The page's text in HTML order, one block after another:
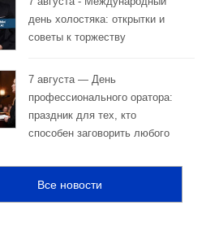
день холостяка: открытки и
советы к торжеству
7 августа — День
профессионального оратора:
праздник для тех, кто
способен заговорить любого
Все новости